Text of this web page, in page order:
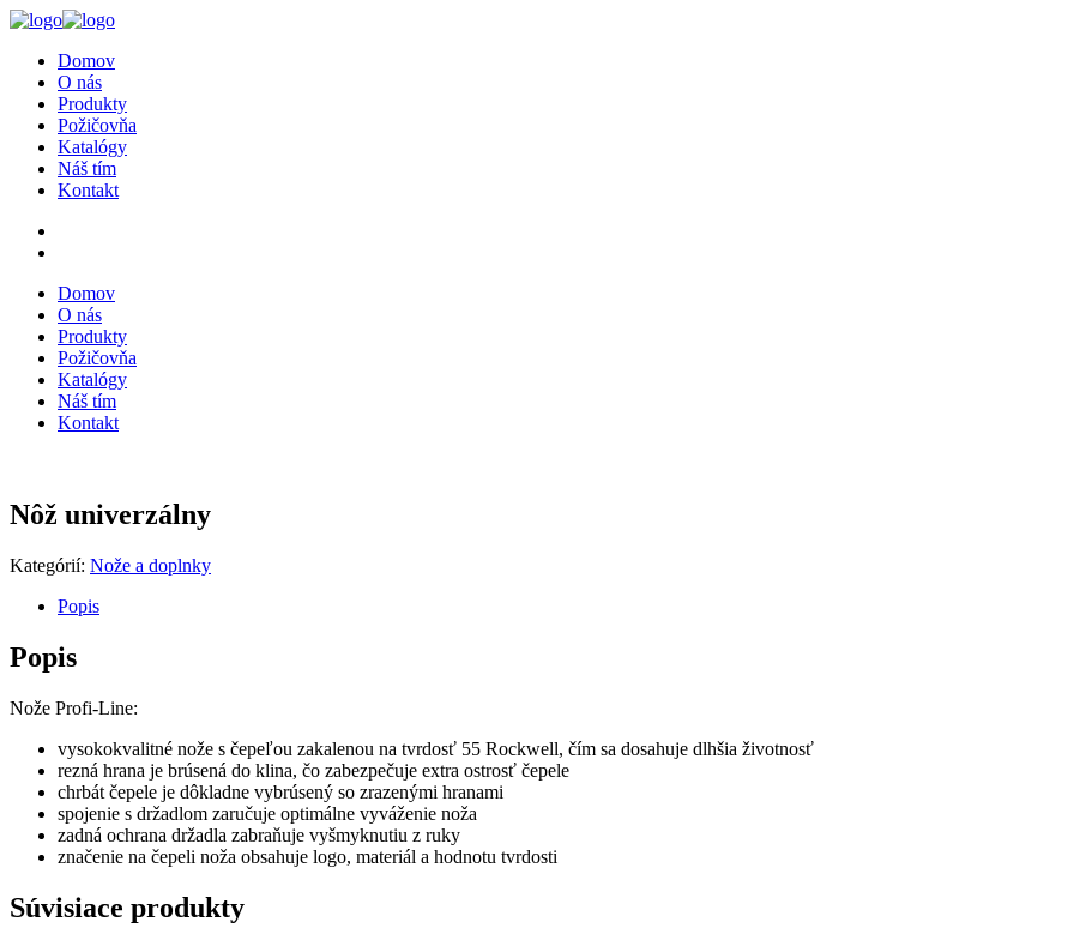
Domov
O nás
Produkty
Požičovňa
Katalógy
Náš tím
Kontakt
Domov
O nás
Produkty
Požičovňa
Katalógy
Náš tím
Kontakt
Nôž univerzálny
Kategórií: Nože a doplnky
Popis
Popis
Nože Profi-Line:
vysokokvalitné nože s čepeľou zakalenou na tvrdosť 55 Rockwell, čím sa dosahuje dlhšia životnosť
rezná hrana je brúsená do klina, čo zabezpečuje extra ostrosť čepele
chrbát čepele je dôkladne vybrúsený so zrazenými hranami
spojenie s držadlom zaručuje optimálne vyváženie noža
zadná ochrana držadla zabraňuje vyšmyknutiu z ruky
značenie na čepeli noža obsahuje logo, materiál a hodnotu tvrdosti
Súvisiace produkty